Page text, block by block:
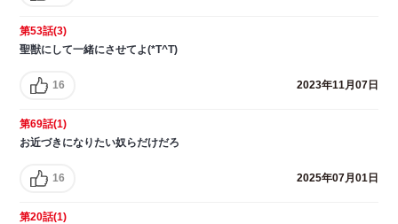
第53話(3)
聖獣にして一緒にさせてよ(*T^T)
16 2023年11月07日
第69話(1)
お近づきになりたい奴らだけだろ
16 2025年07月01日
第20話(1)